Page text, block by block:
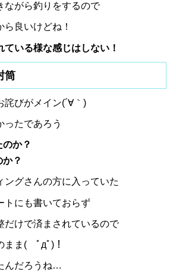
ながら釣りをするので
良いけどね！
ている様な感じはしない！
筒
詫びがメイン(´∀｀)
ったであろう
か？
？
ングさんの方に入っていた
トにも書いておらず
だけで済まされているので
まま( ﾟдﾟ)！
んだろうね…